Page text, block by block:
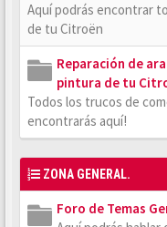
Aquí podrás encontrar
de tu Citroën
Reparación de
pintura de tu
Todos los trucos de
encontrarás aquí!
ZONA GENERAL.
Foro de Temas